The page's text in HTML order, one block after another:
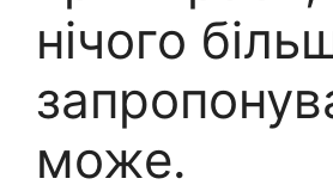
нічого
може.